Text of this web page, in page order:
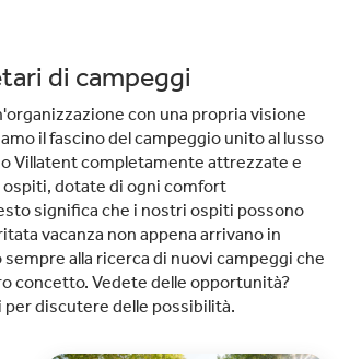
di campeggi
con una propria visione
il fascino del campeggio unito al lusso
Villatent completamente attrezzate e
dotate di ogni comfort
significa che i nostri ospiti possono
vacanza non appena arrivano in
alla ricerca di nuovi campeggi che
concetto. Vedete delle opportunità?
discutere delle possibilità.